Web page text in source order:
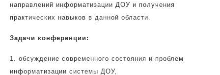
направлений информатизации ДОУ и получения
практических навыков в данной области.
Задачи конференции:
1. обсуждение современного состояния и проблем
информатизации системы ДОУ,